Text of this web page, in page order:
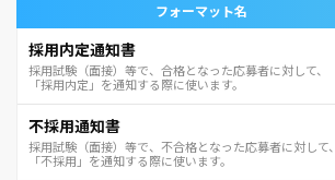
フォーマット名
採用内定通知書
採用試験（面接）等で、合格となった応募者に対して、
「採用内定」を通知する際に使います。
不採用通知書
採用試験（面接）等で、不合格となった応募者に対して、
「不採用」を通知する際に使います。